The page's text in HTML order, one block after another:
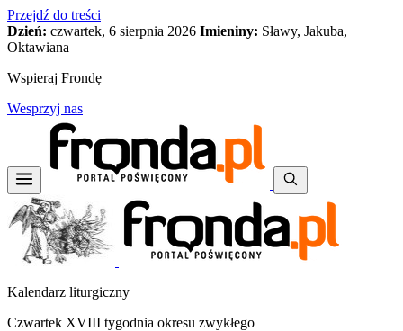
Przejdź do treści
Dzień: czwartek, 6 sierpnia 2026 Imieniny: Sławy, Jakuba,
Oktawiana
Wspieraj Frondę
Wesprzyj nas
Kalendarz liturgiczny
Czwartek XVIII tygodnia okresu zwykłego